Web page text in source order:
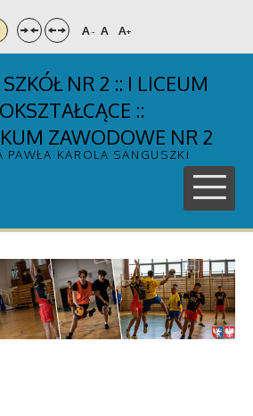
A- A A+
NR 2 :: I LICEUM
::
ZAWODOWE NR 2
PAWŁA KAROLA SANGUSZKI